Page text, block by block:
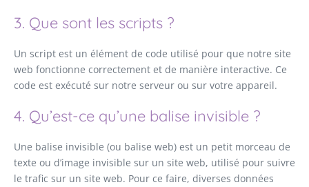
3. Que sont les scripts ?
Un script est un élément de code utilisé pour que notre site
web fonctionne correctement et de manière interactive. Ce
code est exécuté sur notre serveur ou sur votre appareil.
4. Qu’est-ce qu’une balise invisible ?
Une balise invisible (ou balise web) est un petit morceau de
texte ou d’image invisible sur un site web, utilisé pour suivre
le trafic sur un site web. Pour ce faire, diverses données